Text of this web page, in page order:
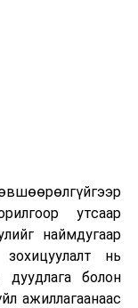
утсаар
наймдугаар
нь
дуудлага болон
ажиллагаанаас